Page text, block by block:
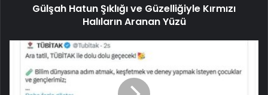
Gülşah Hatun Şıklığı ve Güzelliğiyle Kırmızı
Halıların Aranan Yüzü